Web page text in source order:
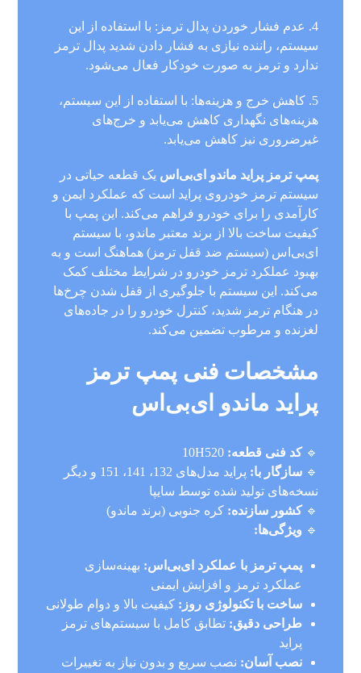
4. عدم فشار خوردن پدال ترمز: با استفاده از این
سیستم، راننده نیازی به فشار دادن شدید پدال ترمز
ندارد و ترمز به صورت خودکار فعال می‌شود.
5. کاهش خرج و هزینه‌ها: با استفاده از این سیستم،
هزینه‌های نگهداری کاهش می‌یابد و خرج‌های
غیرضروری نیز کاهش می‌یابد.
پمپ ترمز پراید ماندو ای‌بی‌اس یک قطعه حیاتی در
سیستم ترمز خودروی پراید است که عملکرد ایمن و
کارآمدی را برای خودرو فراهم می‌کند. این پمپ با
کیفیت ساخت بالا از برند معتبر ماندو، با سیستم
ای‌بی‌اس (سیستم ضد قفل ترمز) هماهنگ است و به
بهبود عملکرد ترمز خودرو در شرایط مختلف کمک
می‌کند. این سیستم با جلوگیری از قفل شدن چرخ‌ها
در هنگام ترمز شدید، کنترل خودرو را در جاده‌های
لغزنده و مرطوب تضمین می‌کند.
مشخصات فنی پمپ ترمز
پراید ماندو ای‌بی‌اس
🔹کد فنی قطعه: 10H520
🔹سازگار با:
پراید مدل‌های 132، 141، 151 و دیگر
نسخه‌های تولید شده توسط سایپا
🔹کشور سازنده: کره جنوبی (برند ماندو)
🔹 ویژگی‌ها:
پمپ ترمز با عملکرد ای‌بی‌اس: بهینه‌سازی
عملکرد ترمز و افزایش ایمنی
ساخت با تکنولوژی روز: کیفیت بالا و دوام طولانی
طراحی دقیق: تطابق کامل با سیستم‌های ترمز
پراید
نصب آسان: نصب سریع و بدون نیاز به تغییرات